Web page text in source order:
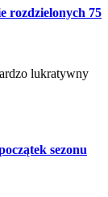
rozdzielonych 75
lukratywny
sezonu